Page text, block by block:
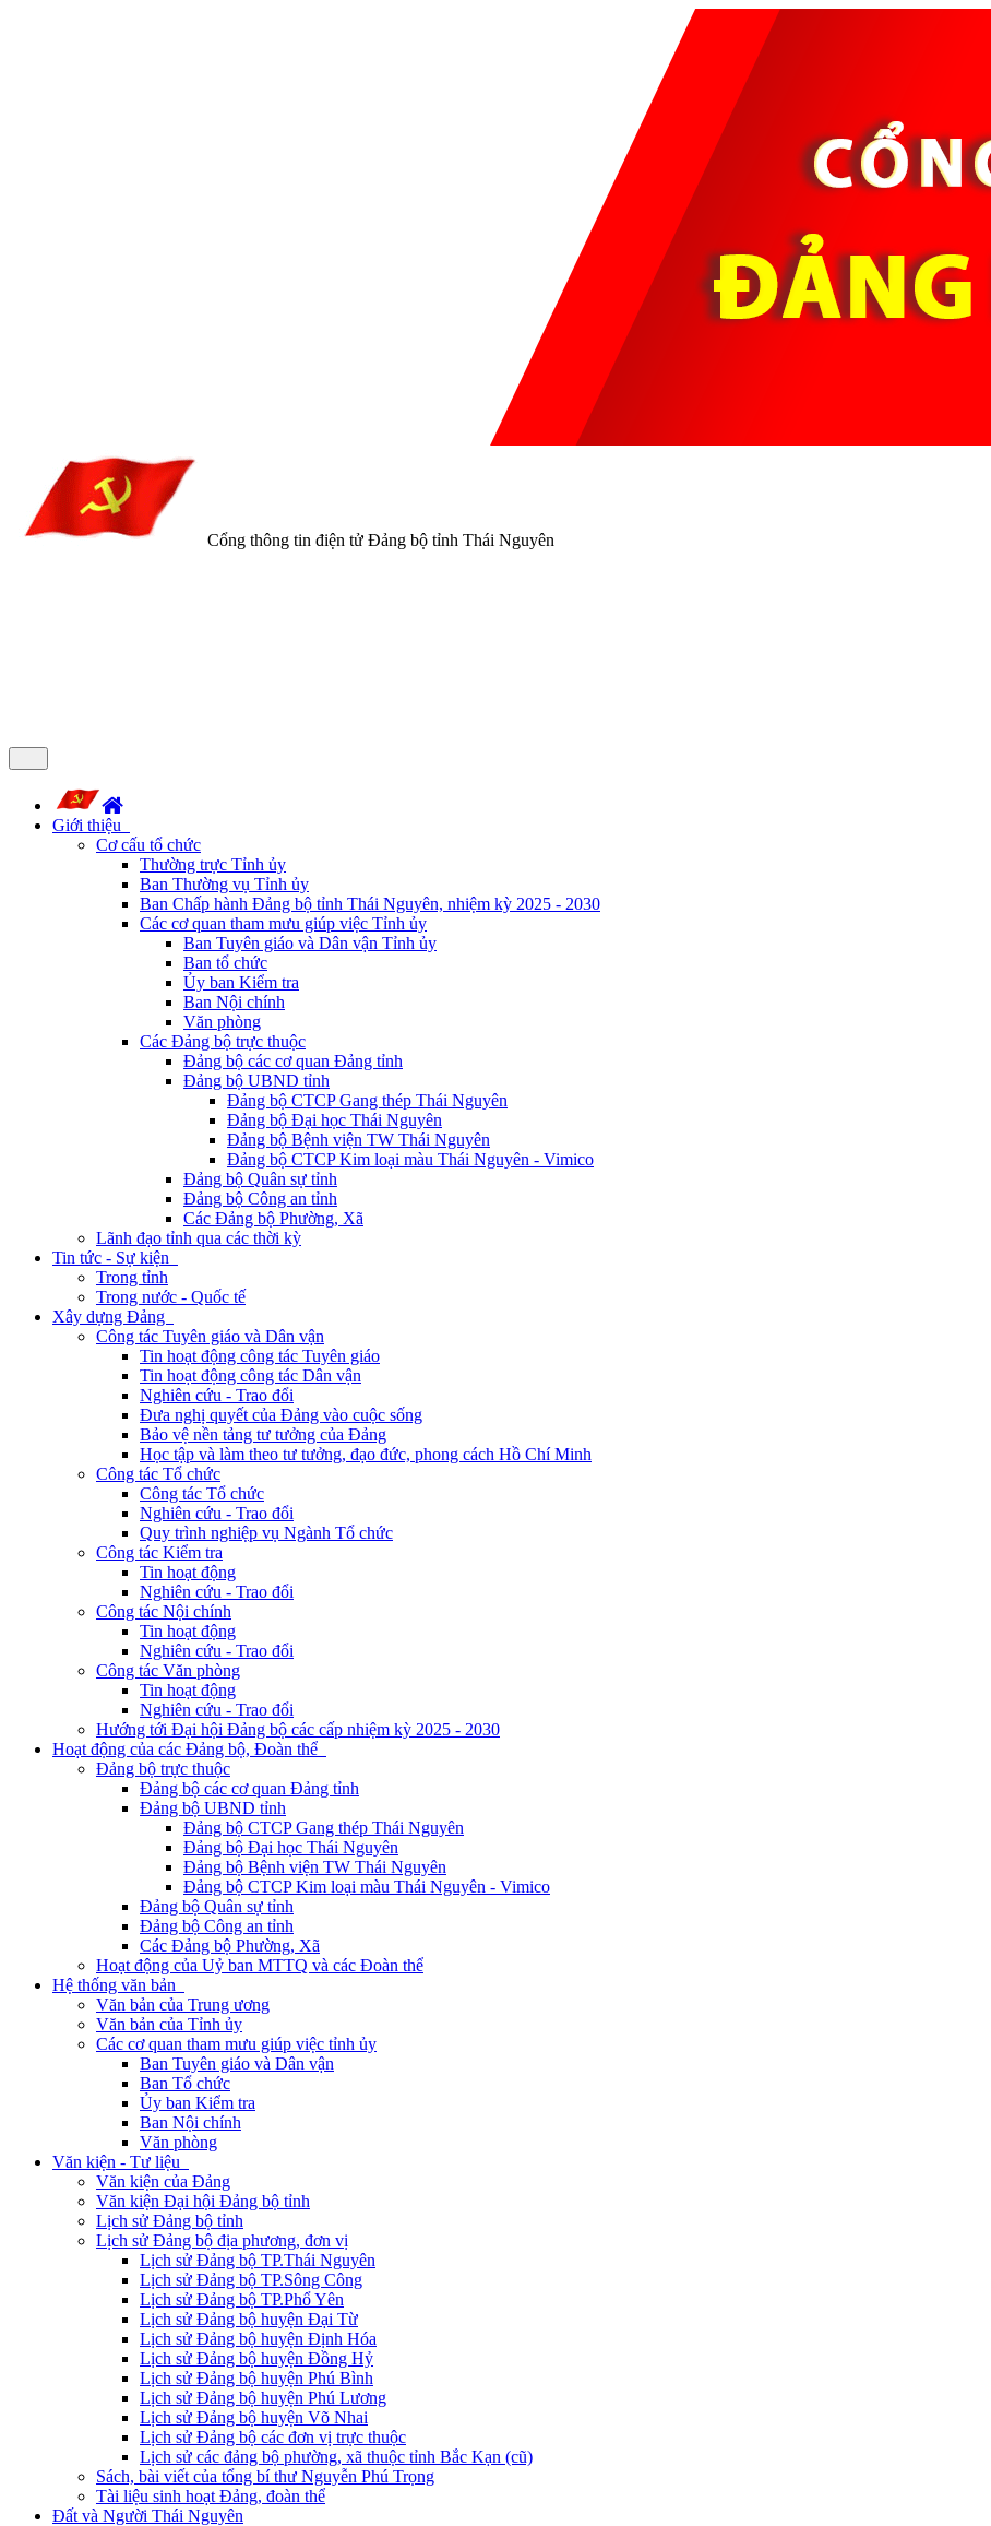
Cổng thông tin điện tử Đảng bộ tỉnh Thái Nguyên
Giới thiệu
Cơ cấu tổ chức
Thường trực Tỉnh ủy
Ban Thường vụ Tỉnh ủy
Ban Chấp hành Đảng bộ tỉnh Thái Nguyên, nhiệm kỳ 2025 - 2030
Các cơ quan tham mưu giúp việc Tỉnh ủy
Ban Tuyên giáo và Dân vận Tỉnh ủy
Ban tổ chức
Ủy ban Kiểm tra
Ban Nội chính
Văn phòng
Các Đảng bộ trực thuộc
Đảng bộ các cơ quan Đảng tỉnh
Đảng bộ UBND tỉnh
Đảng bộ CTCP Gang thép Thái Nguyên
Đảng bộ Đại học Thái Nguyên
Đảng bộ Bệnh viện TW Thái Nguyên
Đảng bộ CTCP Kim loại màu Thái Nguyên - Vimico
Đảng bộ Quân sự tỉnh
Đảng bộ Công an tỉnh
Các Đảng bộ Phường, Xã
Lãnh đạo tỉnh qua các thời kỳ
Tin tức - Sự kiện
Trong tỉnh
Trong nước - Quốc tế
Xây dựng Đảng
Công tác Tuyên giáo và Dân vận
Tin hoạt động công tác Tuyên giáo
Tin hoạt động công tác Dân vận
Nghiên cứu - Trao đổi
Đưa nghị quyết của Đảng vào cuộc sống
Bảo vệ nền tảng tư tưởng của Đảng
Học tập và làm theo tư tưởng, đạo đức, phong cách Hồ Chí Minh
Công tác Tổ chức
Công tác Tổ chức
Nghiên cứu - Trao đổi
Quy trình nghiệp vụ Ngành Tổ chức
Công tác Kiểm tra
Tin hoạt động
Nghiên cứu - Trao đổi
Công tác Nội chính
Tin hoạt động
Nghiên cứu - Trao đổi
Công tác Văn phòng
Tin hoạt động
Nghiên cứu - Trao đổi
Hướng tới Đại hội Đảng bộ các cấp nhiệm kỳ 2025 - 2030
Hoạt động của các Đảng bộ, Đoàn thể
Đảng bộ trực thuộc
Đảng bộ các cơ quan Đảng tỉnh
Đảng bộ UBND tỉnh
Đảng bộ CTCP Gang thép Thái Nguyên
Đảng bộ Đại học Thái Nguyên
Đảng bộ Bệnh viện TW Thái Nguyên
Đảng bộ CTCP Kim loại màu Thái Nguyên - Vimico
Đảng bộ Quân sự tỉnh
Đảng bộ Công an tỉnh
Các Đảng bộ Phường, Xã
Hoạt động của Uỷ ban MTTQ và các Đoàn thể
Hệ thống văn bản
Văn bản của Trung ương
Văn bản của Tỉnh ủy
Các cơ quan tham mưu giúp việc tỉnh ủy
Ban Tuyên giáo và Dân vận
Ban Tổ chức
Ủy ban Kiểm tra
Ban Nội chính
Văn phòng
Văn kiện - Tư liệu
Văn kiện của Đảng
Văn kiện Đại hội Đảng bộ tỉnh
Lịch sử Đảng bộ tỉnh
Lịch sử Đảng bộ địa phương, đơn vị
Lịch sử Đảng bộ TP.Thái Nguyên
Lịch sử Đảng bộ TP.Sông Công
Lịch sử Đảng bộ TP.Phổ Yên
Lịch sử Đảng bộ huyện Đại Từ
Lịch sử Đảng bộ huyện Định Hóa
Lịch sử Đảng bộ huyện Đồng Hỷ
Lịch sử Đảng bộ huyện Phú Bình
Lịch sử Đảng bộ huyện Phú Lương
Lịch sử Đảng bộ huyện Võ Nhai
Lịch sử Đảng bộ các đơn vị trực thuộc
Lịch sử các đảng bộ phường, xã thuộc tỉnh Bắc Kạn (cũ)
Sách, bài viết của tổng bí thư Nguyễn Phú Trọng
Tài liệu sinh hoạt Đảng, đoàn thể
Đất và Người Thái Nguyên